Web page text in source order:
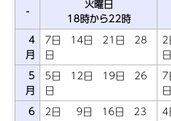
-
火曜日
18時から22時
4
月
7日 14日 21日 28
日
5
月
5日 12日 19日 26
日
日
6
2日 9日 16日 23